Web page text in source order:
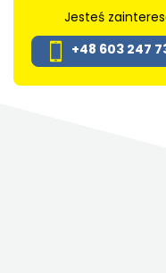
Jesteś
+48 603 247